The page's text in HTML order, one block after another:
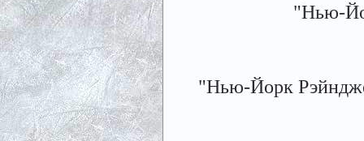
"Нью-
"Нью-Йорк